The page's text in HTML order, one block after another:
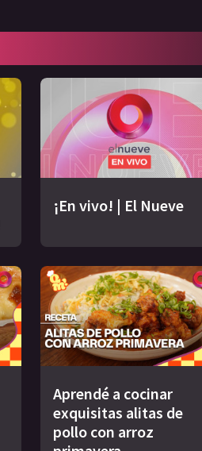
¡En vivo! | El Nueve
Aprendé a cocinar
exquisitas alitas de
pollo con arroz